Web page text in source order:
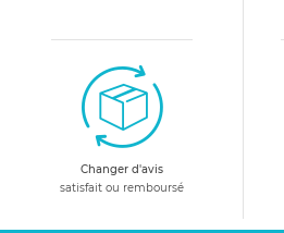
Changer d'avis
satisfait ou remboursé